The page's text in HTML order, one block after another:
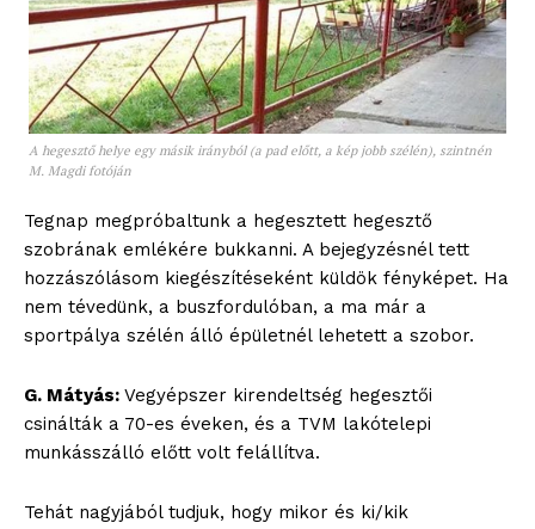
A hegesztő helye egy másik irányból (a pad előtt, a kép jobb szélén), szintnén
M. Magdi fotóján
Tegnap megpróbaltunk a hegesztett hegesztő
szobrának emlékére bukkanni. A bejegyzésnél tett
hozzászólásom kiegészítéseként küldök fényképet. Ha
nem tévedünk, a buszfordulóban, a ma már a
sportpálya szélén álló épületnél lehetett a szobor.
G. Mátyás: Vegyépszer kirendeltség hegesztői
csinálták a 70-es éveken, és a TVM lakótelepi
munkásszálló előtt volt felállítva.
Tehát nagyjából tudjuk, hogy mikor és ki/kik